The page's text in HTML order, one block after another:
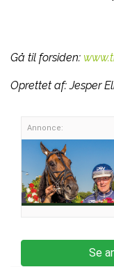
Gå til forsiden:
Oprettet af:Jesper
Annonce:
Se